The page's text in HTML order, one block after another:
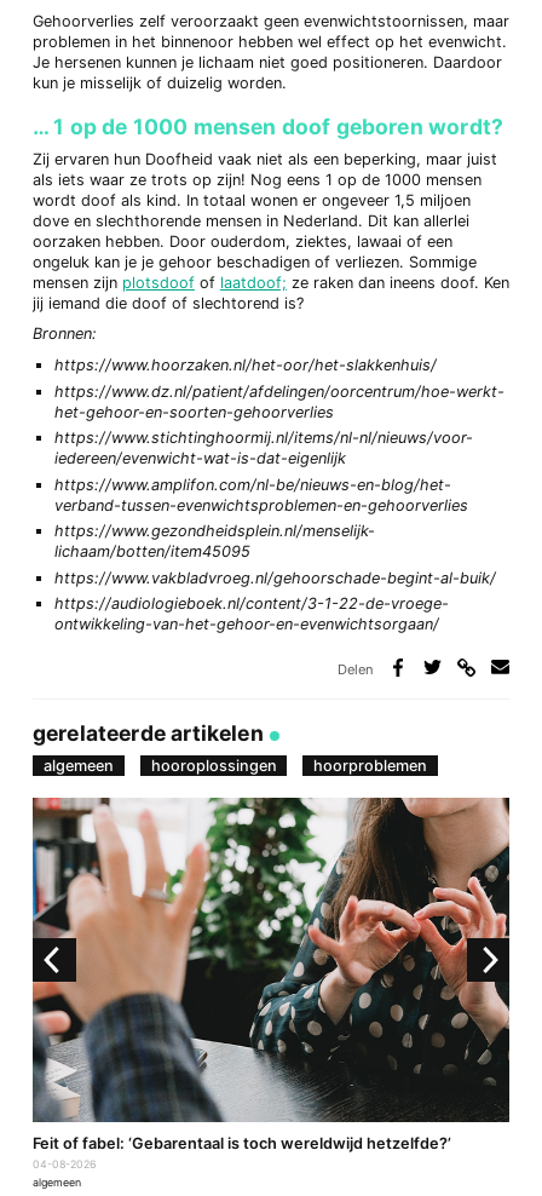
Gehoorverlies zelf veroorzaakt geen evenwichtstoornissen, maar
problemen in het binnenoor hebben wel effect op het evenwicht.
Je hersenen kunnen je lichaam niet goed positioneren. Daardoor
kun je misselijk of duizelig worden.
… 1 op de 1000 mensen doof geboren wordt?
Zij ervaren hun Doofheid vaak niet als een beperking, maar juist
als iets waar ze trots op zijn! Nog eens 1 op de 1000 mensen
wordt doof als kind. In totaal wonen er ongeveer 1,5 miljoen
dove en slechthorende mensen in Nederland. Dit kan allerlei
oorzaken hebben. Door ouderdom, ziektes, lawaai of een
ongeluk kan je je gehoor beschadigen of verliezen. Sommige
mensen zijn plotsdoofof laatdoof; ze raken dan ineens doof. Ken
jij iemand die doof of slechtorend is?
Bronnen:
https://www.hoorzaken.nl/het-oor/het-slakkenhuis/
https://www.dz.nl/patient/afdelingen/oorcentrum/hoe-werkt-
het-gehoor-en-soorten-gehoorverlies
https://www.stichtinghoormij.nl/items/nl-nl/nieuws/voor-
iedereen/evenwicht-wat-is-dat-eigenlijk
https://www.amplifon.com/nl-be/nieuws-en-blog/het-
verband-tussen-evenwichtsproblemen-en-gehoorverlies
https://www.gezondheidsplein.nl/menselijk-
lichaam/botten/item45095
https://www.vakbladvroeg.nl/gehoorschade-begint-al-buik/
https://audiologieboek.nl/content/3-1-22-de-vroege-
ontwikkeling-van-het-gehoor-en-evenwichtsorgaan/
Delen
gerelateerde artikelen
algemeen hooroplossingen hoorproblemen
Feit of fabel: ‘Gebarentaal is toch wereldwijd hetzelfde?’
04-08-2026
algemeen